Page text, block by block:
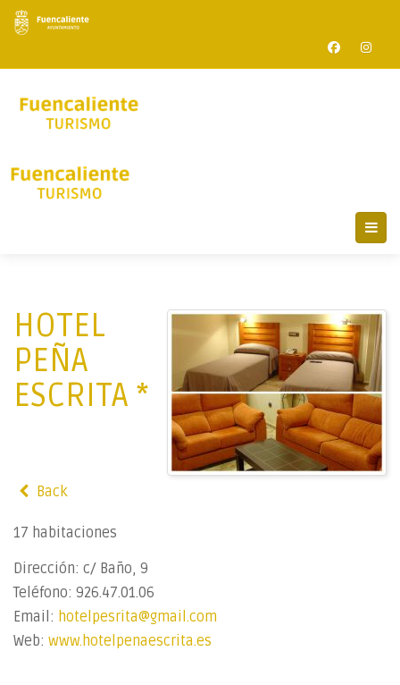
HOTEL
PEÑA
ESCRITA *
Back
17 habitaciones
Dirección: c/ Baño, 9
Teléfono: 926.47.01.06
Email: hotelpesrita@gmail.com
Web: www.hotelpenaescrita.es